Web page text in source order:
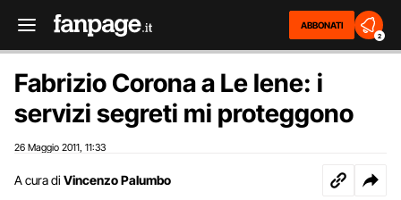
ABBONATI
2
Fabrizio Corona a Le Iene: i
servizi segreti mi proteggono
26 Maggio 2011 11:33
A cura di Vincenzo Palumbo